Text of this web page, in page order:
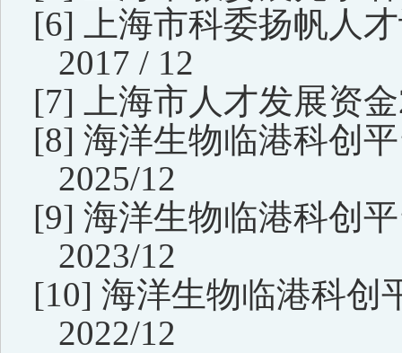
[6]
上海市科委扬帆人
2017 / 12
[7]
上海市人才发展资
[8] 海洋生物临港科创
2025/12
[9] 海洋生物临港科创
2023/12
[10] 海洋生物临港科创
2022/12